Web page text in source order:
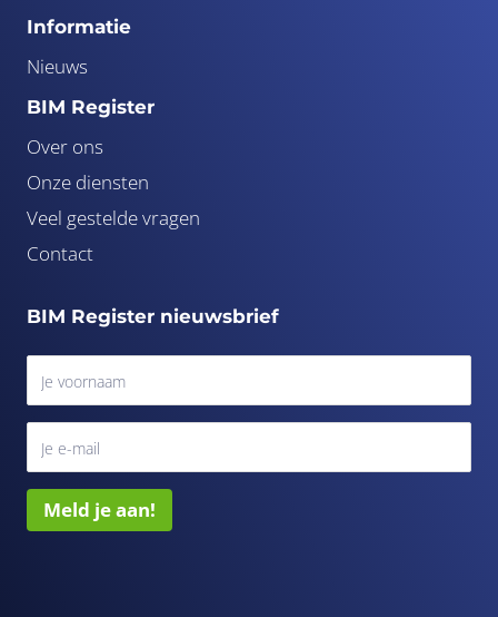
Informatie
Nieuws
BIM Register
Over ons
Onze diensten
Veel gestelde vragen
Contact
BIM Register nieuwsbrief
Meld je aan!